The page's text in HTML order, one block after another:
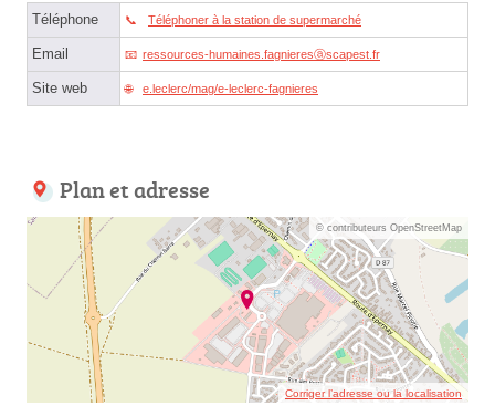
Téléphone Téléphoner à la station de supermarché
Email ressources-humaines.fagnieresⓐscapest.fr
Site web e.leclerc/mag/e-leclerc-fagnieres
Plan et adresse
© contributeurs OpenStreetMap
Corriger l’adresse ou la localisation